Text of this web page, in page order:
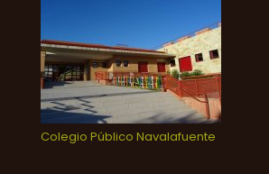
Colegio Público Navalafuente